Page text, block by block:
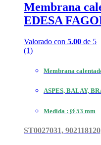
Membrana
EDESA
Valorado con 5.00 de 5
(1)
Membrana
ASPES, BALAY,
Medida : Ø 53 mm
ST0027031,